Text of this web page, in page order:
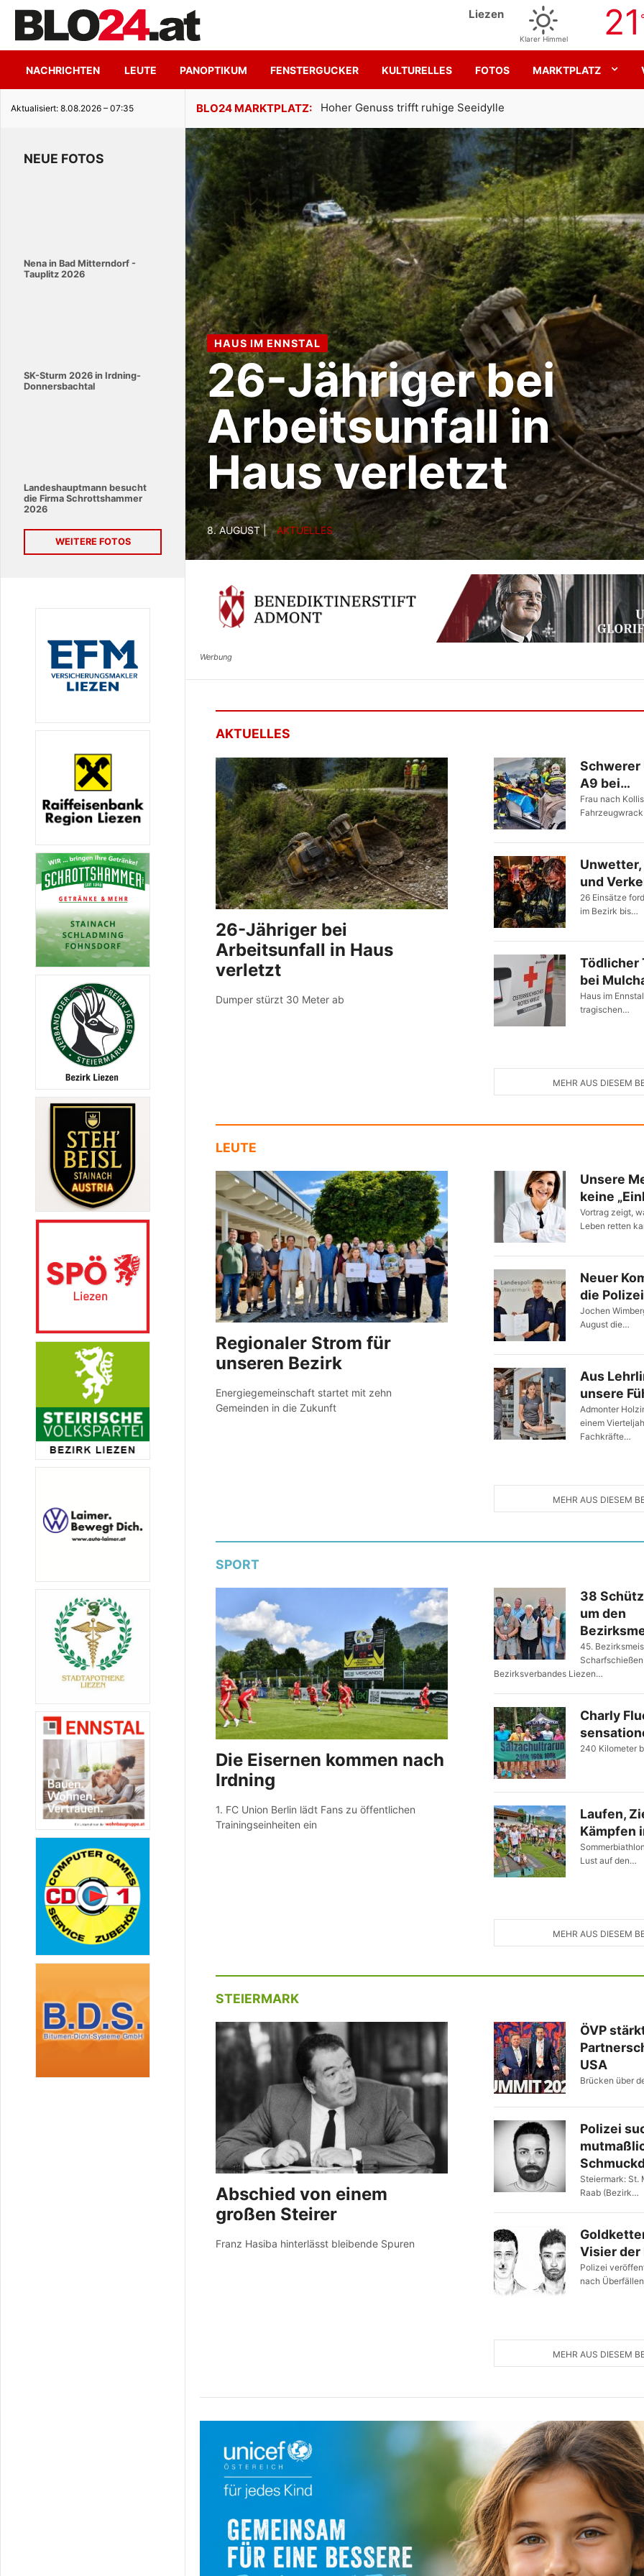
Liezen
Klarer Himmel 21
NACHRICHTEN LEUTE PANOPTIKUM FENSTERGUCKER KULTURELLES FOTOS MARKTPLATZ
Aktualisiert: 8.08.2026 – 07:35
Seeidylle Gemeinsam für den SK Sturm
UNTERBURG
Neues
Einsatzfahrzeug
Unterburg
7. AUGUST | KULTURELLES
AKTUELLES
26-Jähriger bei
Arbeitsunfall in Haus
verletzt
Dumper stürzt 30 Meter ab
Schwerer
A9 bei…
Frau nach
Unwetter,
und
26 Einsätze
im Bezirk bis…
Tödlicher
bei
Haus im
tragischen…
MEHR AUS DIESEM
LEUTE
Regionaler Strom für
unseren Bezirk
Energiegemeinschaft startet mit zehn
Gemeinden in die Zukunft
Unsere
keine
Vortrag zeigt,
Leben retten
Neuer
die
Jochen
August die…
Aus
unsere
Admonter
einem
Fachkräfte…
MEHR AUS DIESEM
SPORT
Die Eisernen kommen nach
Irdning
1. FC Union Berlin lädt Fans zu öffentlichen
Trainingseinheiten ein
38
um den
45.
Bezirksverbandes Liezen…
Charly
240 Kilometer
Laufen,
Kämpfen
Lust auf den…
MEHR AUS DIESEM
STEIERMARK
Abschied von einem
großen Steirer
Franz Hasiba hinterlässt bleibende Spuren
ÖVP
USA
Brücken über
Polizei
Steiermark: St.
Raab (Bezirk…
Visier der
Polizei
nach
MEHR AUS DIESEM
NEUE FOTOS
Nena in Bad Mitterndorf -
Tauplitz 2026
SK-Sturm 2026 in Irdning-
Donnersbachtal
Landeshauptmann besucht
die Firma Schrottshammer
2026
WEITERE FOTOS